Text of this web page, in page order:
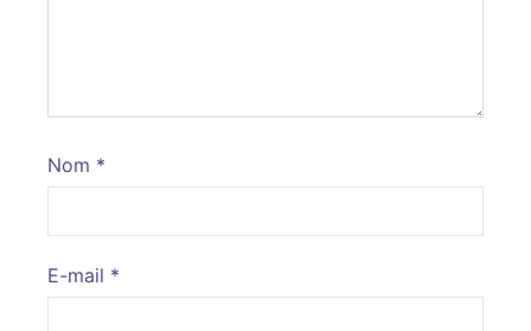
Nom *
E-mail *